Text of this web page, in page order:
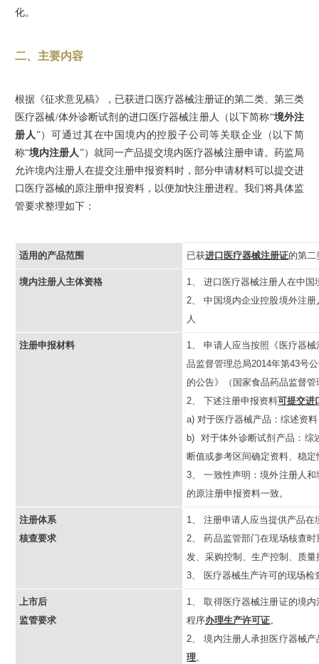
化。
二、主要内容
根据《征求意见稿》，已获进口医疗器械注册证的第二类、第三类
医疗器械/体外诊断试剂的进口医疗器械注册人（以下简称“境外注
册人”）可通过其在中国境内的控股子公司等关联企业（以下简
称“境内注册人”）就同一产品提交境内医疗器械注册申请。药监局
允许境内注册人在提交注册申报资料时，部分申请材料可以提交进
口医疗器械的原注册申报资料，以便加快注册进程。我们将具体监
管要求整理如下：
适用的产品范围 已获进口医疗器械注册证的第二
境内注册人主体资格
1、 进口医疗器械注册人在中国
2、 中国境内企业控股境外注册
人
注册申报材料
1、 申请人应当按照《医疗器
品监督管理总局2014年第43号
的公告》（国家食品药品监督
2、 下述注册申报资料可提交进
a) 对于医疗器械产品：综述资
b) 对于体外诊断试剂产品：综
断值或参考区间确定资料、稳
3、 一致性声明：境外注册人
的原注册申报资料一致。
注册体系
核查要求
1、 注册申请人应当提供产品
2、 药品监管部门在现场核查
发、采购控制、生产控制、质
3、 医疗器械生产许可的现场检
上市后
监管要求
1、 取得医疗器械注册证的境
程序办理生产许可证。
2、 境内注册人承担医疗器械
理。